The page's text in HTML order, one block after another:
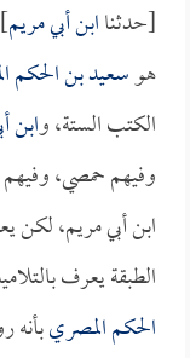
[حدثناابن أبي مريم
هوسعيد بن الحكم
الكتب الستة، وابن
وفيهم حمصي،
ابن أبي مريم، لكن
الطبقة يعرف
الحكم المصري